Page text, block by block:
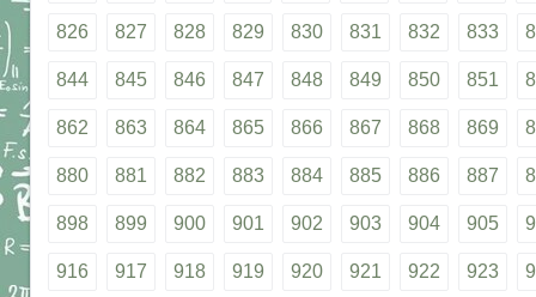
826 827 828 829 830 831 832 833
844 845 846 847 848 849 850 851
862 863 864 865 866 867 868 869
880 881 882 883 884 885 886 887
898 899 900 901 902 903 904 905
916 917 918 919 920 921 922 923